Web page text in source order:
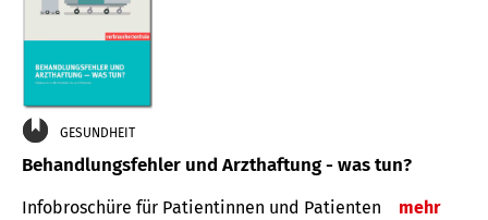
GESUNDHEIT
Behandlungsfehler und Arzthaftung - was tun?
Infobroschüre für Patientinnen und Patienten mehr